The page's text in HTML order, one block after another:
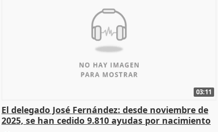
03:11
El delegado José Fernández: desde noviembre de
2025, se han cedido 9.810 ayudas por nacimiento